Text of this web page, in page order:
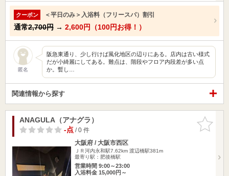
クーポン ＜平日のみ＞入浴料（フリースパ）割引
通常2,700円 → 2,600円（100円お得！）
匿名
阪急東通り、少し行けば風化地区の辺りにある。店内は古い様式
だが小綺麗にしてある。難点は、階段やフロア内段差が多い点
か。暫し…
関連情報から探す
お気に入
りに追加
ANAGULA（アナグラ）
-点/ 0 件
大阪府 / 大阪市西区
ＪＲ河内永和駅7.62km 渡辺橋駅381m
最寄り駅：肥後橋駅
営業時間 9:00～23:00
入浴料金 15,000円～